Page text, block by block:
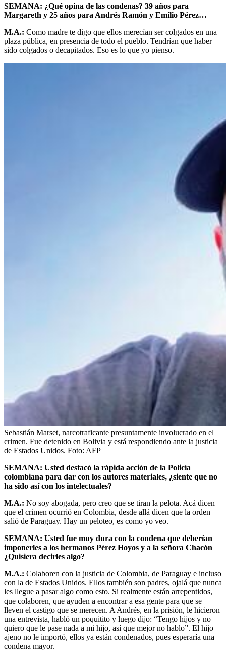
SEMANA: ¿Qué opina de las condenas? 39 años para
Margareth y 25 años para Andrés Ramón y Emilio Pérez…
M.A.: Como madre te digo que ellos merecían ser colgados en una
plaza pública, en presencia de todo el pueblo. Tendrían que haber
sido colgados o decapitados. Eso es lo que yo pienso.
Sebastián Marset, narcotraficante presuntamente involucrado en el
crimen. Fue detenido en Bolivia y está respondiendo ante la justicia
de Estados Unidos. Foto: AFP
SEMANA: Usted destacó la rápida acción de la Policía
colombiana para dar con los autores materiales, ¿siente que no
ha sido así con los intelectuales?
M.A.: No soy abogada, pero creo que se tiran la pelota. Acá dicen
que el crimen ocurrió en Colombia, desde allá dicen que la orden
salió de Paraguay. Hay un peloteo, es como yo veo.
SEMANA: Usted fue muy dura con la condena que deberían
imponerles a los hermanos Pérez Hoyos y a la señora Chacón
¿Quisiera decirles algo?
M.A.: Colaboren con la justicia de Colombia, de Paraguay e incluso
con la de Estados Unidos. Ellos también son padres, ojalá que nunca
les llegue a pasar algo como esto. Si realmente están arrepentidos,
que colaboren, que ayuden a encontrar a esa gente para que se
lleven el castigo que se merecen. A Andrés, en la prisión, le hicieron
una entrevista, habló un poquitito y luego dijo: “Tengo hijos y no
quiero que le pase nada a mi hijo, así que mejor no hablo”. El hijo
ajeno no le importó, ellos ya están condenados, pues esperaría una
condena mayor.